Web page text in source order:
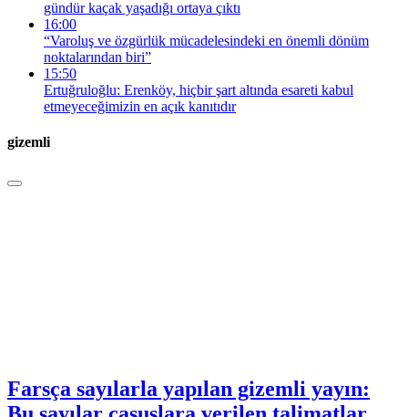
gündür kaçak yaşadığı ortaya çıktı
16:00
“Varoluş ve özgürlük mücadelesindeki en önemli dönüm
noktalarından biri”
15:50
Ertuğruloğlu: Erenköy, hiçbir şart altında esareti kabul
etmeyeceğimizin en açık kanıtıdır
gizemli
Farsça sayılarla yapılan gizemli yayın: